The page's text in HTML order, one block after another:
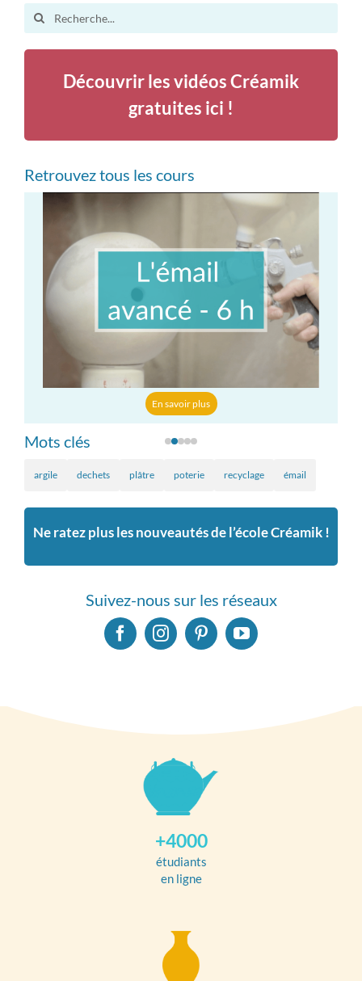
Search
for:
Découvrir les vidéos Créamik
gratuites ici !
Retrouvez tous les cours
En savoir plus
Mots clés
argile dechets plâtre poterie recyclage émail
Ne ratez plus les nouveautés de l’école Créamik !
Suivez-nous sur les réseaux
+4000
étudiants
en ligne